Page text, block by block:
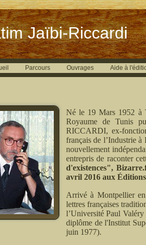
Jaïbi-Riccardi
Parcours Ouvrages Aide à
Né le 19 Mars 1952 à
Royaume de Tunis
RICCARDI, ex-
français de l’Industrie à
nouvellement
entrepris de raconter
d'existences",
avril 2016 aux
Arrivé à Montpellier
lettres françaises
l’Université Paul
diplôme de l'Institut
juin 1977).